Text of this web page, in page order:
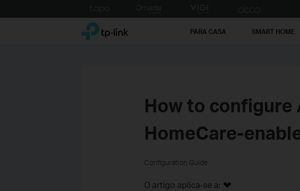
to
TP-Link, Reliably Smart PARA CASA SMART HOME
How to configure
HomeCare-
Configuration Guide
O artigo aplica-se a: